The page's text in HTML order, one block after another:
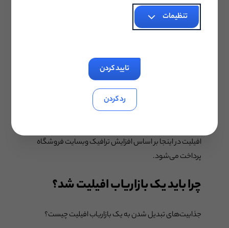
می‌تواند پر کردن یک فرم، ثبت نام برای استفاده آزمایشی از
یک محصول، اشتراک در خبرنامه و یا دانلود یک فایل یا
نرم‌افزار باشد.
تمرکز این برنامه بر انگیزه دادن به افیلیت در هدایت
مصرف‌کنندگان از پلتفرم بازاریابی خود به سمت وبسایت
فروشگاهی است. این یعنی شرکت افیلیت باید مصرف‌کننده
افیلیت در اینجا بر اساس افزایش ترافیک وبسایت فروشگاه
پرداخت می‌شود.
چرا باید یک بازاریاب افیلیت شد؟
جذابیت‌های تبدیل شدن به یک بازاریاب افیلیت چیست؟
تنظیمات
تایید کردن
رد کردن